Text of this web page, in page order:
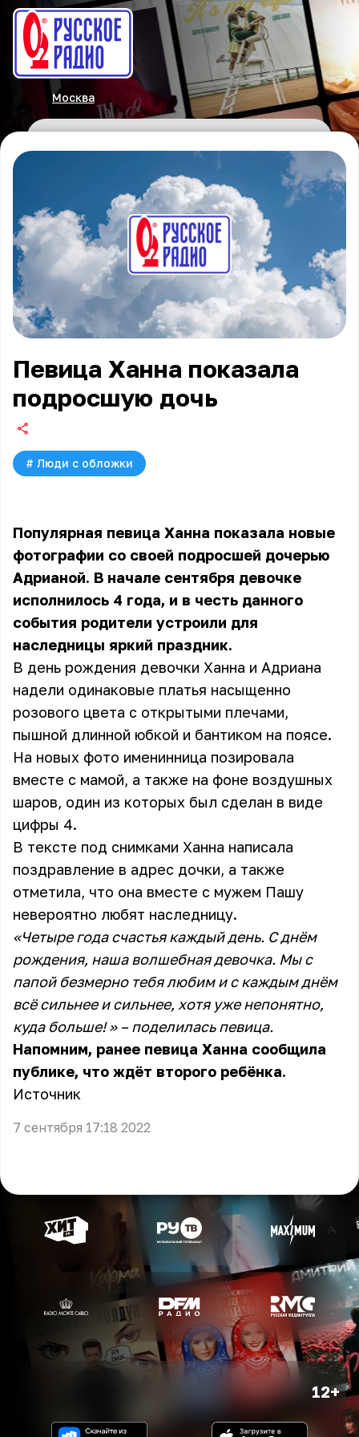
Москва
Певица Ханна показала
подросшую дочь
# Люди с обложки
Популярная певица Ханна показала новые
фотографии со своей подросшей дочерью
Адрианой. В начале сентября девочке
исполнилось 4 года, и в честь данного
события родители устроили для
наследницы яркий праздник.
В день рождения девочки Ханна и Адриана
надели одинаковые платья насыщенно
розового цвета с открытыми плечами,
пышной длинной юбкой и бантиком на поясе.
На новых фото именинница позировала
вместе с мамой, а также на фоне воздушных
шаров, один из которых был сделан в виде
цифры 4.
В тексте под снимками Ханна написала
поздравление в адрес дочки, а также
отметила, что она вместе с мужем Пашу
невероятно любят наследницу.
«Четыре года счастья каждый день. С днём
рождения, наша волшебная девочка. Мы с
папой безмерно тебя любим и с каждым днём
всё сильнее и сильнее, хотя уже непонятно,
куда больше! » – поделилась певица.
Напомним, ранее певица Ханна сообщила
публике, что ждёт второго ребёнка.
Источник
7 сентября 17:18 2022
12+